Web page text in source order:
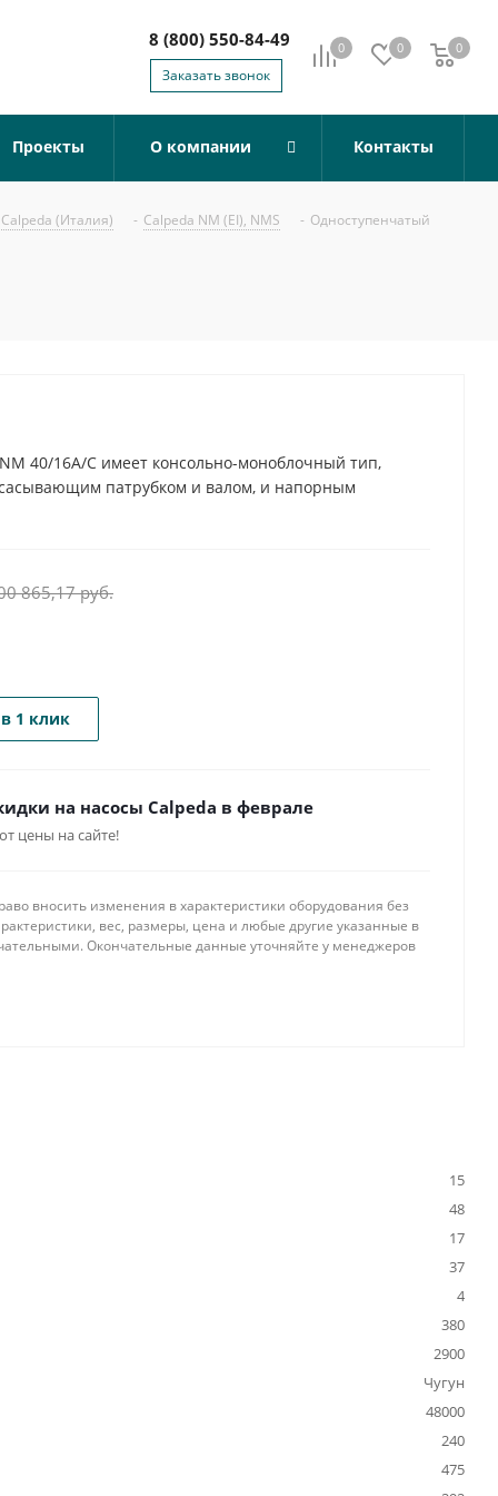
0 0 0
0
8 (800) 550-84-49
Заказать звонок
Проекты О компании Контакты
(Италия) - Calpeda NM (EI), NMS - Одноступенчатый
40/16A/C имеет консольно-моноблочный тип,
патрубком и валом, и напорным
865,17руб.
1 клик
на насосы Calpeda в феврале
цены на сайте!
вносить изменения в характеристики оборудования без
вес, размеры, цена и любые другие указанные в
Окончательные данные уточняйте у менеджеров
15
48
17
37
4
380
2900
Чугун
48000
240
475